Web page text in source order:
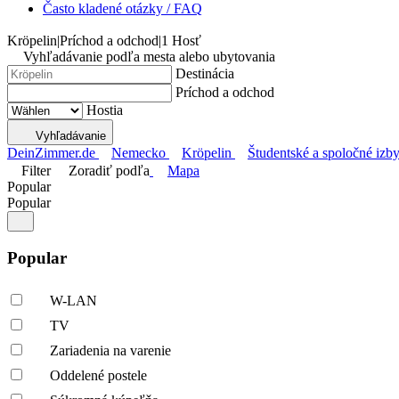
Často kladené otázky / FAQ
Kröpelin|Príchod a odchod|1 Hosť
Vyhľadávanie podľa mesta alebo ubytovania
Destinácia
Príchod a odchod
Hostia
Vyhľadávanie
DeinZimmer.de Nemecko Kröpelin
Študentské a spoločné
Filter
Zoradiť podľa
Mapa
Popular
Popular
Popular
W-LAN
TV
Zariadenia na varenie
Oddelené postele